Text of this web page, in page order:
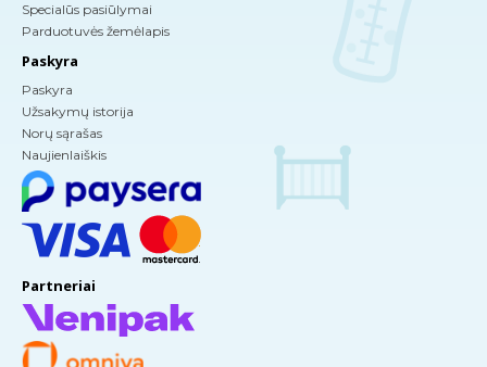
Specialūs pasiūlymai
Parduotuvės žemėlapis
Paskyra
Paskyra
Užsakymų istorija
Norų sąrašas
Naujienlaiškis
Partneriai